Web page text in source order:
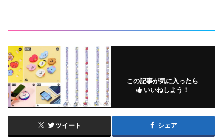
この記事が気に入ったら
いいねしよう！
ツイート シェア